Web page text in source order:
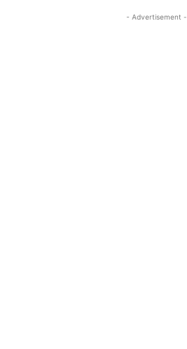
- Advertisement -